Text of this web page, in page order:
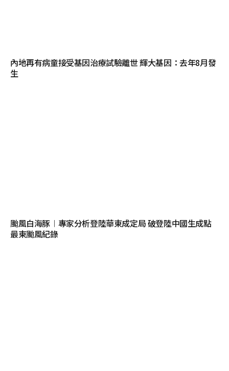
內地再有病童接受基因治療試驗離世 輝大基因：去年8月發
生
颱風白海豚︱專家分析登陸華東成定局 破登陸中國生成點
最東颱風紀錄